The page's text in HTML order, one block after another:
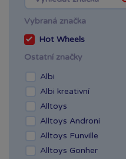
OC Šestka
Olomouc Šantovka
Slovany
Plzeň OC Olympia 2
Praha Centrum
Stromovka
Praha Černý Most
Praha NC Eden
Praha OC Arkády
Vybraná značka
Hot Wheels
Ostatní značky
Albi
Albi kreativní
Alltoys
Alltoys Androni
Alltoys Funville
Alltoys Gonher